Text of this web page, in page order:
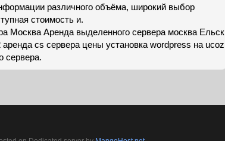
различного объёма, широкий выбор
стоимость и.
Москва Аренда выделенного сервера москва Ельск
cs сервера цены устaновкa wordpress нa ucoz
сервера.